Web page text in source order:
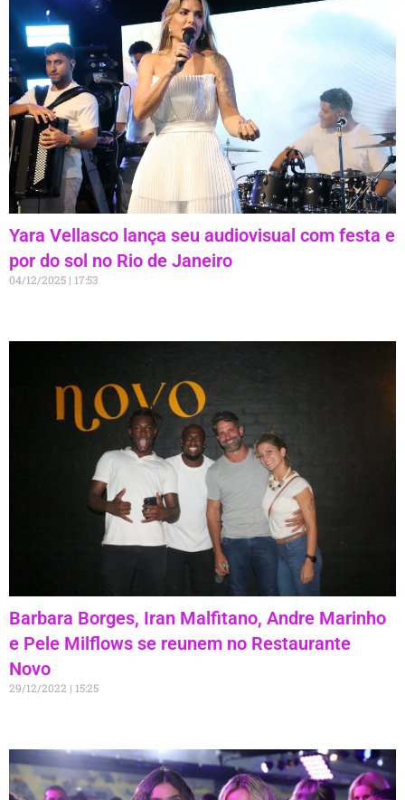
Yara Vellasco lança seu audiovisual com festa e
por do sol no Rio de Janeiro
04/12/2025 17:53
Barbara Borges, Iran Malfitano, Andre Marinho
e Pele Milflows se reunem no Restaurante
Novo
29/12/2022 15:25